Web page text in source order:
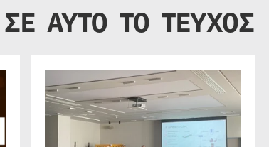
ΣΕ ΑΥΤΟ ΤΟ ΤΕΥΧΟΣ